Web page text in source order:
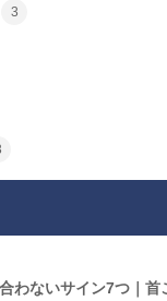
3
わないサイン7つ｜首